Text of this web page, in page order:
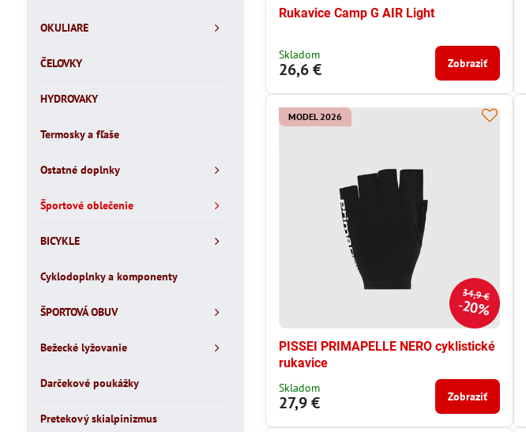
Rukavice Camp G AIR Light
Skladom
26,6 € Zobraziť
34,9 €
20%
MODEL 2026
PISSEI PRIMAPELLE NERO cyklistické
rukavice
Skladom
27,9 € Zobraziť
OKULIARE
ČELOVKY
HYDROVAKY
Termosky a fľaše
Ostatné doplnky
Športové oblečenie
BICYKLE
Cyklodoplnky a komponenty
ŠPORTOVÁ OBUV
Bežecké lyžovanie
Darčekové poukážky
Pretekový skialpinizmus